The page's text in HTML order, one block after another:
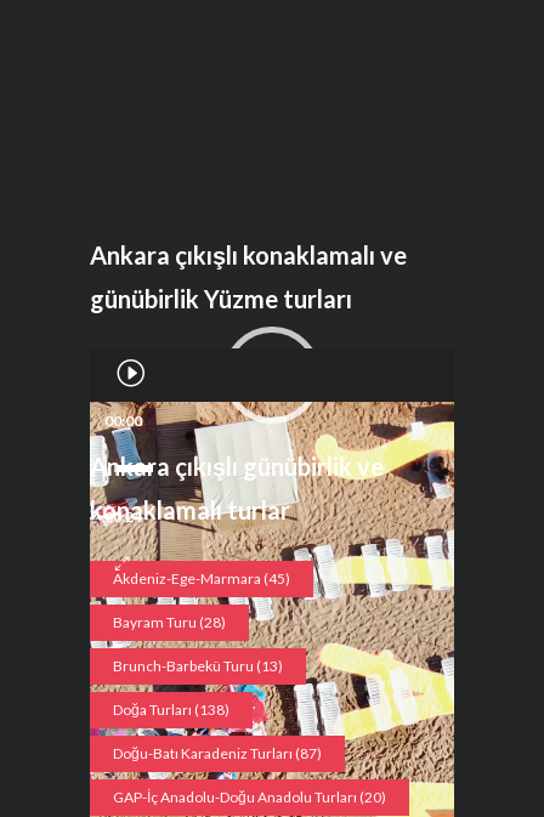
Ankara çıkışlı konaklamalı ve
günübirlik Yüzme turları
Video
oynatıcı
00:00
00:24
Ankara çıkışlı günübirlik ve
konaklamalı turlar
Akdeniz-Ege-Marmara (45)
Bayram Turu (28)
Brunch-Barbekü Turu (13)
Doğa Turları (138)
Doğu-Batı Karadeniz Turları (87)
GAP-İç Anadolu-Doğu Anadolu Turları (20)